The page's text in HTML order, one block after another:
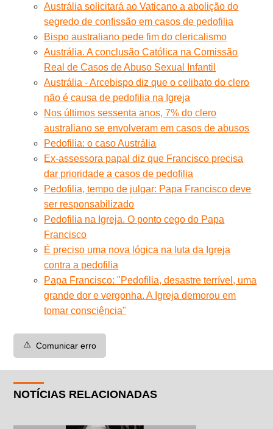
Austrália solicitará ao Vaticano a abolição do
segredo de confissão em casos de pedofilia
Bispo australiano pede fim do clericalismo
Austrália. A conclusão Católica na Comissão
Real de Casos de Abuso Sexual Infantil
Austrália - Arcebispo diz que o celibato do clero
não é causa de pedofilia na Igreja
Nos últimos sessenta anos, 7% do clero
australiano se envolveram em casos de abusos
Pedofilia: o caso Austrália
Ex-assessora papal diz que Francisco precisa
dar prioridade a casos de pedofilia
Pedofilia, tempo de julgar: Papa Francisco deve
ser responsabilizado
Pedofilia na Igreja. O ponto cego do Papa
Francisco
É preciso uma nova lógica na luta da Igreja
contra a pedofilia
Papa Francisco: "Pedofilia, desastre terrível, uma
grande dor e vergonha. A Igreja demorou em
tomar consciência"
⚠️ Comunicar erro
NOTÍCIAS RELACIONADAS